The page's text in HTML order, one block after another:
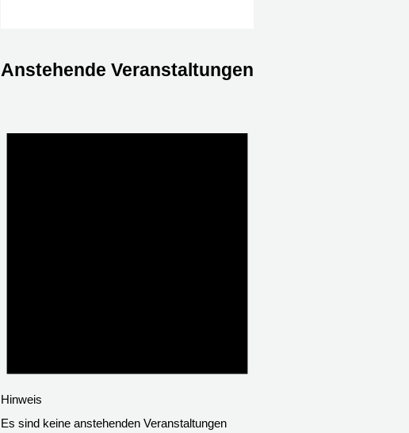
Anstehende Veranstaltungen
Hinweis
Es sind keine anstehenden Veranstaltungen